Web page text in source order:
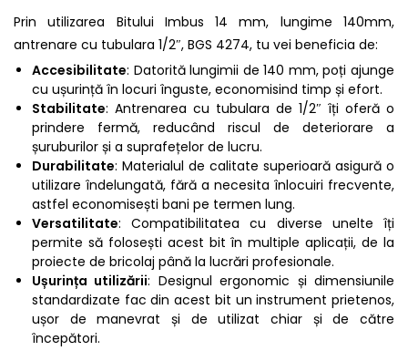
Prin utilizarea Bitului Imbus 14 mm, lungime 140mm,
antrenare cu tubulara 1/2″, BGS 4274, tu vei beneficia de:
Accesibilitate: Datorită lungimii de 140 mm, poți ajunge
cu ușurință în locuri înguste, economisind timp și efort.
Stabilitate: Antrenarea cu tubulara de 1/2″ îți oferă o
prindere fermă, reducând riscul de deteriorare a
șuruburilor și a suprafețelor de lucru.
Durabilitate: Materialul de calitate superioară asigură o
utilizare îndelungată, fără a necesita înlocuiri frecvente,
astfel economisești bani pe termen lung.
Versatilitate: Compatibilitatea cu diverse unelte îți
permite să folosești acest bit în multiple aplicații, de la
proiecte de bricolaj până la lucrări profesionale.
Ușurința utilizării: Designul ergonomic și dimensiunile
standardizate fac din acest bit un instrument prietenos,
ușor de manevrat și de utilizat chiar și de către
începători.